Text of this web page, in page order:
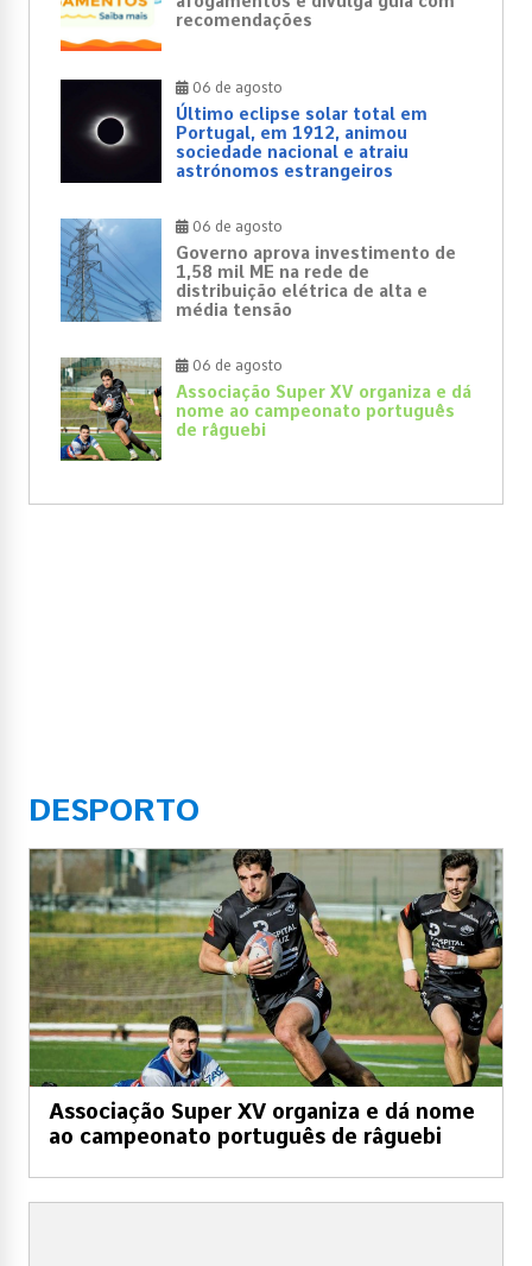
recomendações
06 de agosto
Último eclipse solar total em
Portugal, em 1912, animou
sociedade nacional e atraiu
astrónomos estrangeiros
06 de agosto
Governo aprova investimento de
1,58 mil ME na rede de
distribuição elétrica de alta e
média tensão
06 de agosto
Associação Super XV organiza e dá
nome ao campeonato português
de râguebi
DESPORTO
Associação Super XV organiza e dá nome
ao campeonato português de râguebi